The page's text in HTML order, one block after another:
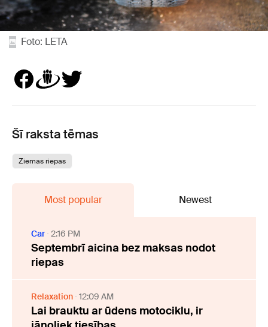
Foto: LETA
Šī raksta tēmas
Ziemas riepas
Most popular Newest
Car 2:16 PM
Septembrī aicina bez maksas nodot
riepas
Relaxation 12:09 AM
Lai brauktu ar ūdens motociklu, ir